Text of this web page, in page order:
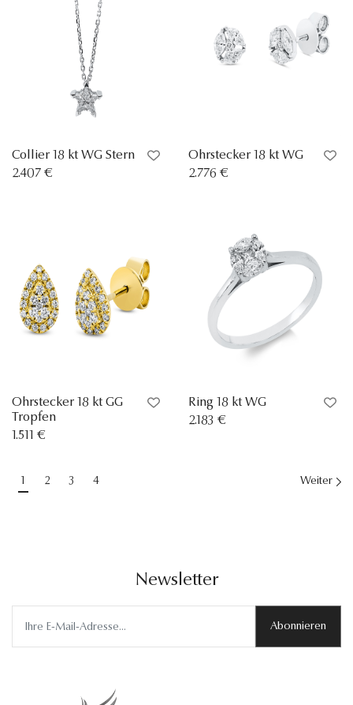
Collier 18 kt WG Stern
2.407 €
Ohrstecker 18 kt WG
2.776 €
Ohrstecker 18 kt GG
Tropfen
1.511 €
Ring 18 kt WG
2.183 €
1 2 3 4 Weiter
Newsletter
Abonnieren